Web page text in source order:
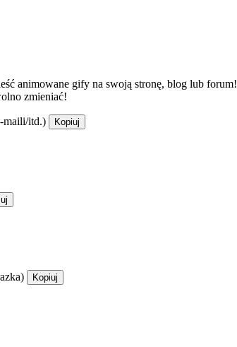
animowane gify na swoją stronę, blog lub forum!
zmieniać!
maili/itd.) Kopiuj
Kopiuj